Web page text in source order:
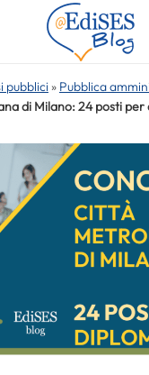
pubblici » Pubblica
di Milano: 24 posti per